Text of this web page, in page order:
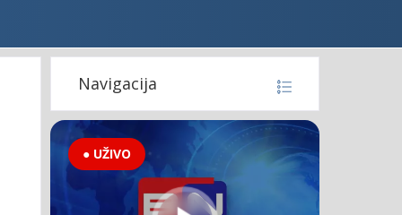
Navigacija
● UŽIVO